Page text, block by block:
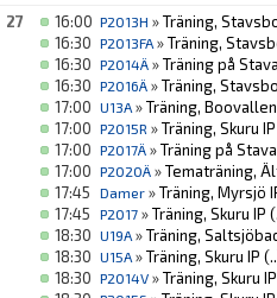
27 16:00 P2013H »Träning,
16:30 P2013FA »Träning,
16:30 P2014Ä »Träning på
16:30 P2016Ä »Träning,
17:00 U13A »Träning, Boovallen
17:00 P2015R »Träning, Skuru IP
17:00 P2017Ä »Träning på
17:00 P2020Ä »Tematräning,
17:45
Damer »Träning, Myrsjö
17:45
P2017 »Träning, Skuru IP
18:30 U19A »Träning,
18:30 U15A »Träning, Skuru IP
18:30 P2014V »Träning, Skuru IP